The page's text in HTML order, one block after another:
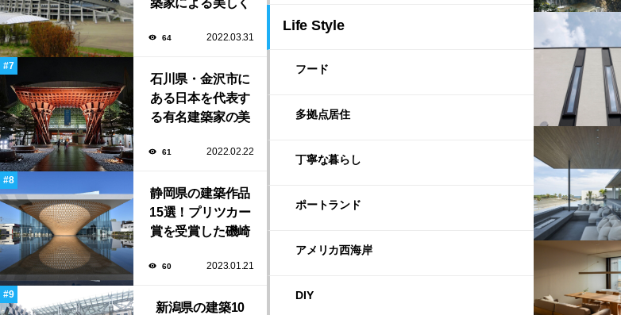
築家による美しく
品13選
64 2022.03.31
石川県・金沢市に
ある日本を代表す
る有名建築家の美
61 2022.02.22
静岡県の建築作品
15選！プリツカー
賞を受賞した磯崎
建築家が手掛けた
数！
60 2023.01.21
新潟県の建築10
Life Style
フード
多拠点居住
丁寧な暮らし
ポートランド
アメリカ西海岸
DIY